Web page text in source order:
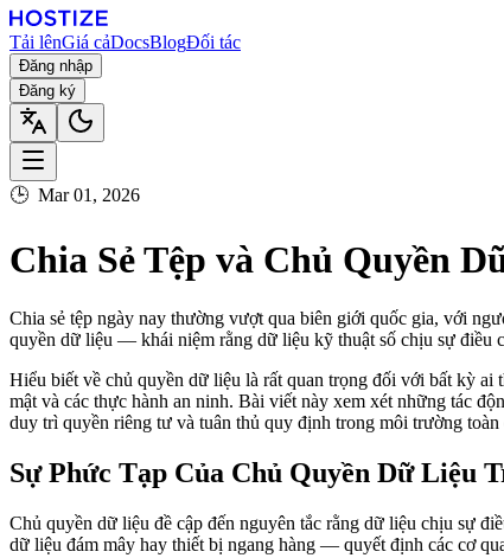
Tải lênGiá cảDocsBlogĐối tác
Đăng nhập
Đăng ký
🕒 Mar 01, 2026
Chia Sẻ Tệp và Chủ Quyền
Chia sẻ tệp ngày nay thường vượt qua biên giới quốc gia, với
quyền dữ liệu — khái niệm rằng dữ liệu kỹ thuật số chịu sự điều
Hiểu biết về chủ quyền dữ liệu là rất quan trọng đối với bất kỳ ai
mật và các thực hành an ninh. Bài viết này xem xét những tác
duy trì quyền riêng tư và tuân thủ quy định trong môi trường toàn
Sự Phức Tạp Của Chủ Quyền Dữ Liệu
Chủ quyền dữ liệu đề cập đến nguyên tắc rằng dữ liệu chịu sự
dữ liệu đám mây hay thiết bị ngang hàng — quyết định các cơ